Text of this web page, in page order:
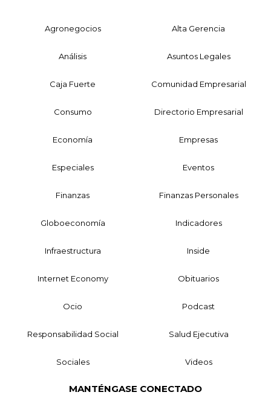
Agronegocios Alta Gerencia
Análisis Asuntos Legales
Caja Fuerte Comunidad Empresarial
Consumo Directorio Empresarial
Economía Empresas
Especiales Eventos
Finanzas Finanzas Personales
Globoeconomía Indicadores
Infraestructura Inside
Internet Economy Obituarios
Ocio Podcast
Responsabilidad Social Salud Ejecutiva
Sociales Videos
MANTÉNGASE CONECTADO